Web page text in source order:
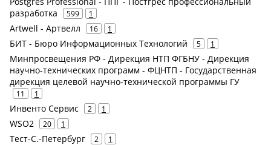
разработка
599 1
Artwell - Артвелл 16 1
БИТ - Бюро Информационных Технологий 5 1
Минпросвещения РФ - Дирекция НТП ФГБНУ - Дирекция
научно-технических программ - ФЦНТП - Государственная
дирекция целевой научно-технической программы ГУ
11 1
Инвенто Сервис 2 1
WSO2 20 1
Тест-С.-Петербург 2 1